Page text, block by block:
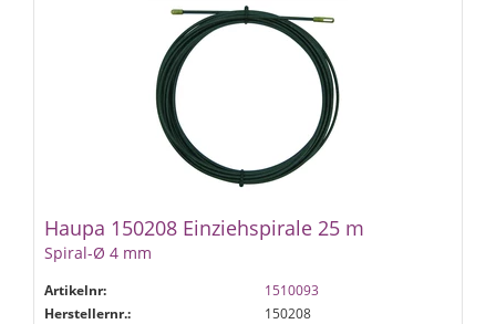
Haupa 150208 Einziehspirale 25 m
Spiral-Ø 4 mm
Artikelnr:
1510093
Herstellernr.:
150208